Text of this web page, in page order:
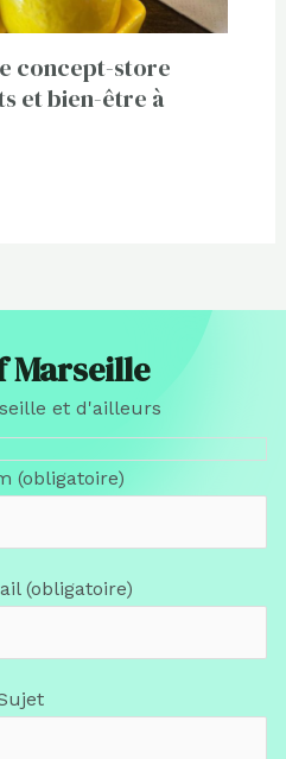
concept-store
et bien-être à
Marseille
et d'ailleurs
(obligatoire)
(obligatoire)